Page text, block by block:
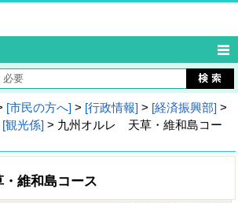
[市民の方へ] > [行政情報] > [経済振興部] >
[観光係] > 九州オルレ 天草・維和島コー
維和島コース